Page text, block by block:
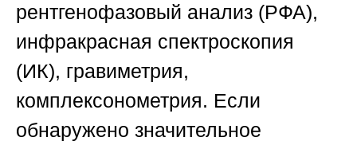
рентгенофазовый анализ (РФА),
инфракрасная спектроскопия
(ИК), гравиметрия,
комплексонометрия. Если
обнаружено значительное